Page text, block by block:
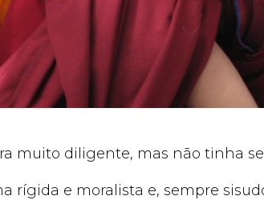
muito diligente, mas não tinha
rígida e moralista e, sempre